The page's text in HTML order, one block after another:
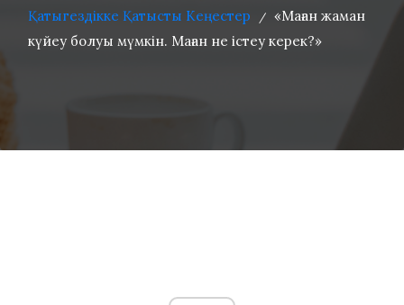
Қатыгездікке Қатысты Кеңестер
/ «Маған жаман
күйеу болуы мүмкін. Маған не істеу керек?»